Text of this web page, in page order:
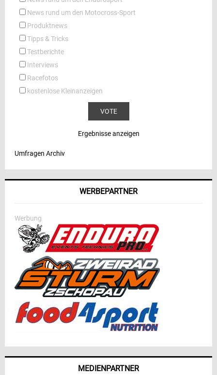
News rund um den Motocross-Sport
Produktnews
Tipps & Tricks
Testberichte
Interviews
Racefotos
kostenlose Kleinanzeigen
Ergebnisse anzeigen
Umfragen Archiv
WERBEPARTNER
Werbung
MEDIENPARTNER